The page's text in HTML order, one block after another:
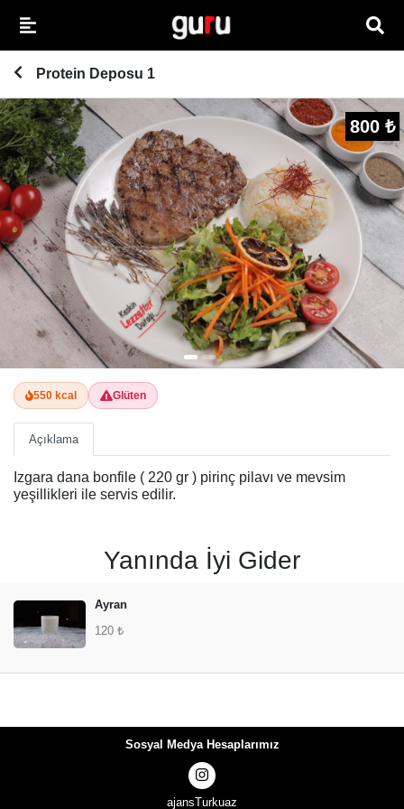
Protein Deposu 1
800 ₺
550 kcal Glüten
Açıklama
Izgara dana bonfile ( 220 gr ) pirinç pilavı ve mevsim
yeşillikleri ile servis edilir.
Yanında İyi Gider
Ayran
120 ₺
Sosyal Medya Hesaplarımız
ajansTurkuaz